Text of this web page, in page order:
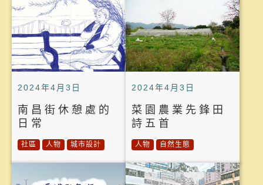
2024年4月3日
南昌街休憩處的
日常
社區 人物 城市設計
2024年4月3日
菜園農業先鋒田
詩五首
人物 自然生態